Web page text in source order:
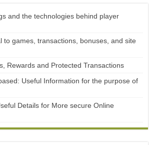
and the technologies behind player
to games, transactions, bonuses, and site
Rewards and Protected Transactions
Useful Information for the purpose of
Details for More secure Online